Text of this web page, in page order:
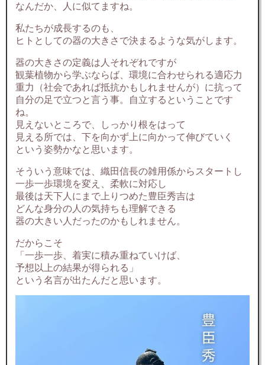
なんだか、人に似てますね。
私たちが成長するのも、
ヒトとしての器の大きさで決まるような気がします。
器の大きさの定義は人それぞれですが
観葉植物から学ぶならば、環境に合わせられる適応力
重力（社会であれば抵抗かもしれませんが）に抗って
自分の足で立つと言う事。自立するということです
ね。
見えないところで、しっかり根をはって
見える所では、下を向かず上に向かって伸びていく
という姿勢かなと思います。
そういう意味では、織田信長の雑用係からスタートし
一歩一歩環境を変え、柔軟に対応し
最後は天下人にまで上りつめた豊臣秀吉は
どんな身分の人の気持ちも理解できる
器の大きい人だったのかもしれません。
だからこそ
「一歩一歩、着実に積み重ねていけば、
予想以上の結果が得られる」
という名言が出たんだと思います。